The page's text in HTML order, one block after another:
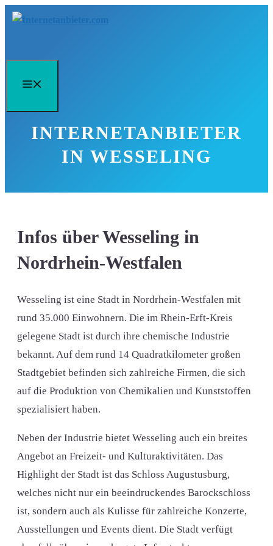
Zum
INTERNETANBIETER
IN WESSELING
Infos über Wesseling in
Nordrhein-Westfalen
Wesseling ist eine Stadt in Nordrhein-Westfalen mit
rund 35.000 Einwohnern. Die im Rhein-Erft-Kreis
gelegene Stadt ist durch ihre chemische Industrie
bekannt. Auf dem rund 14 Quadratkilometer großen
Stadtgebiet befinden sich zahlreiche Firmen, die sich
auf die Produktion von Chemikalien und Kunststoffen
spezialisiert haben.
Neben der Industrie bietet Wesseling auch ein breites
Angebot an Freizeit- und Kulturaktivitäten. Das
Highlight der Stadt ist das Schloss Augustusburg,
welches nicht nur ein beeindruckendes Barockschloss
ist, sondern auch als Kulisse für zahlreiche Konzerte,
Ausstellungen und Events dient. Die Stadt verfügt